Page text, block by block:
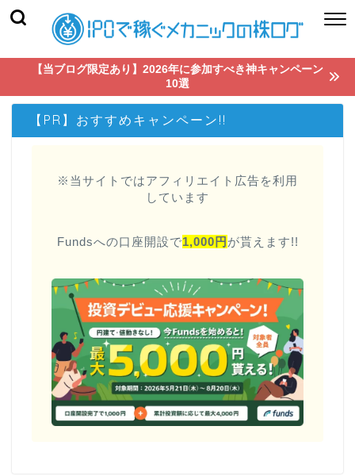
【当ブログ限定あり】2026年に参加すべき神キャンペーン
10選
【PR】おすすめキャンペーン!!
※当サイトではアフィリエイト広告を利用
しています
Fundsへの口座開設で1,000円 が貰えます!!